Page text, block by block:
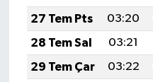
27 Tem Pts
03:20
28 Tem Sal
03:21
29 Tem Çar
03:22